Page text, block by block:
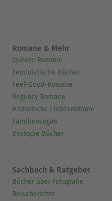
Berliner
Romane & Mehr
Queere Romane
Feministische Bücher
Feel-Good-Romane
Regency Romane
Historische Liebesromane
Familiensagas
Dystopie Bücher
Sachbuch & Ratgeber
Bücher über Fotografie
Reiseberichte